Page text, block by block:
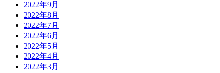
2022年9月
2022年8月
2022年7月
2022年6月
2022年5月
2022年4月
2022年3月